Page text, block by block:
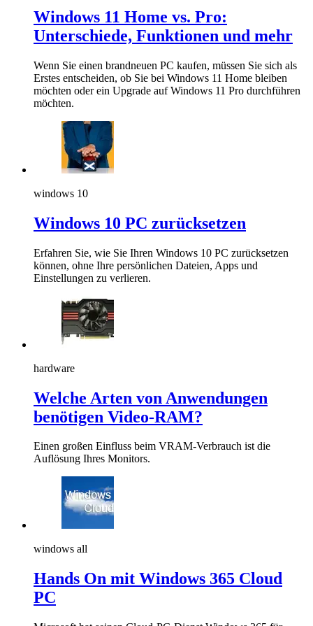
Windows 11 Home vs. Pro:
Unterschiede, Funktionen und mehr
Wenn Sie einen brandneuen PC kaufen, müssen Sie sich als
Erstes entscheiden, ob Sie bei Windows 11 Home bleiben
möchten oder ein Upgrade auf Windows 11 Pro durchführen
möchten.
windows 10
Windows 10 PC zurücksetzen
Erfahren Sie, wie Sie Ihren Windows 10 PC zurücksetzen
können, ohne Ihre persönlichen Dateien, Apps und
Einstellungen zu verlieren.
hardware
Welche Arten von Anwendungen
benötigen Video-RAM?
Einen großen Einfluss beim VRAM-Verbrauch ist die
Auflösung Ihres Monitors.
windows all
Hands On mit Windows 365 Cloud
PC